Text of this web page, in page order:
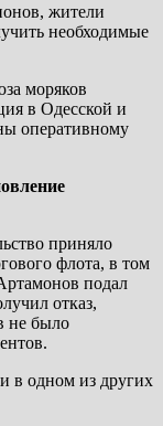
жители
необходимые
моряков
в Одесской и
оперативному
приняло
флота, в том
подал
отказ,
не было
в одном из других